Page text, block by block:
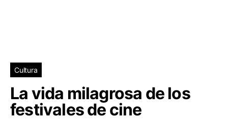
Cultura
La vida milagrosa de los
festivales de cine